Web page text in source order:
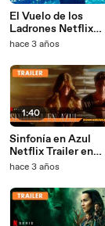
El Vuelo de los
Ladrones Netflix
Trailer Español
hace 3 años
1:40
Sinfonía en Azul
Netflix Trailer en
Español Miniserie
hace 3 años